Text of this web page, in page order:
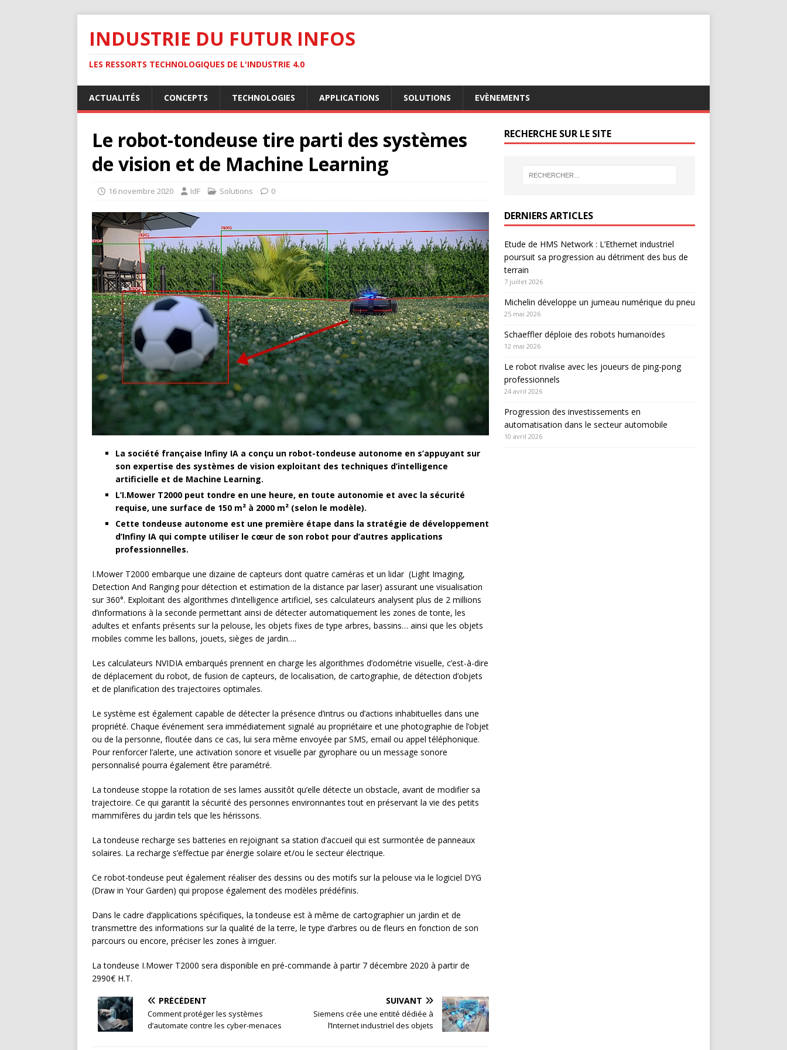
INDUSTRIE DU FUTUR INFOS
LES RESSORTS TECHNOLOGIQUES DE L'INDUSTRIE 4.0
ACTUALITÉS CONCEPTS TECHNOLOGIES APPLICATIONS SOLUTIONS EVÈNEMENTS
Le robot-tondeuse tire parti des systèmes
de vision et de Machine Learning
16 novembre 2020 IdF Solutions 0
La société française Infiny IA a conçu un robot-tondeuse autonome en s’appuyant sur
son expertise des systèmes de vision exploitant des techniques d’intelligence
artificielle et de Machine Learning.
L’I.Mower T2000 peut tondre en une heure, en toute autonomie et avec la sécurité
requise, une surface de 150 m² à 2000 m² (selon le modèle).
Cette tondeuse autonome est une première étape dans la stratégie de développement
d’Infiny IA qui compte utiliser le cœur de son robot pour d’autres applications
professionnelles.
I.Mower T2000 embarque une dizaine de capteurs dont quatre caméras et un lidar (Light Imaging,
Detection And Ranging pour détection et estimation de la distance par laser) assurant une visualisation
sur 360°. Exploitant des algorithmes d’intelligence artificiel, ses calculateurs analysent plus de 2 millions
d’informations à la seconde permettant ainsi de détecter automatiquement les zones de tonte, les
adultes et enfants présents sur la pelouse, les objets fixes de type arbres, bassins… ainsi que les objets
mobiles comme les ballons, jouets, sièges de jardin….
Les calculateurs NVIDIA embarqués prennent en charge les algorithmes d’odométrie visuelle, c’est-à-dire
de déplacement du robot, de fusion de capteurs, de localisation, de cartographie, de détection d’objets
et de planification des trajectoires optimales.
Le système est également capable de détecter la présence d’intrus ou d’actions inhabituelles dans une
propriété. Chaque événement sera immédiatement signalé au propriétaire et une photographie de l’objet
ou de la personne, floutée dans ce cas, lui sera même envoyée par SMS, email ou appel téléphonique.
Pour renforcer l’alerte, une activation sonore et visuelle par gyrophare ou un message sonore
personnalisé pourra également être paramétré.
La tondeuse stoppe la rotation de ses lames aussitôt qu’elle détecte un obstacle, avant de modifier sa
trajectoire. Ce qui garantit la sécurité des personnes environnantes tout en préservant la vie des petits
mammifères du jardin tels que les hérissons.
La tondeuse recharge ses batteries en rejoignant sa station d’accueil qui est surmontée de panneaux
solaires. La recharge s’effectue par énergie solaire et/ou le secteur électrique.
Ce robot-tondeuse peut également réaliser des dessins ou des motifs sur la pelouse via le logiciel DYG
(Draw in Your Garden) qui propose également des modèles prédéfinis.
Dans le cadre d’applications spécifiques, la tondeuse est à même de cartographier un jardin et de
transmettre des informations sur la qualité de la terre, le type d’arbres ou de fleurs en fonction de son
parcours ou encore, préciser les zones à irriguer.
La tondeuse I.Mower T2000 sera disponible en pré-commande à partir 7 décembre 2020 à partir de
2990€ H.T.
PRÉCÉDENT
Comment protéger les systèmes
d’automate contre les cyber-menaces
SUIVANT
Siemens crée une entité dédiée à
l’Internet industriel des objets
RECHERCHE SUR LE SITE
DERNIERS ARTICLES
Etude de HMS Network : L’Ethernet industriel
poursuit sa progression au détriment des bus de
terrain
7 juillet 2026
Michelin développe un jumeau numérique du pneu
25 mai 2026
Schaeffler déploie des robots humanoïdes
12 mai 2026
Le robot rivalise avec les joueurs de ping-pong
professionnels
24 avril 2026
Progression des investissements en
automatisation dans le secteur automobile
10 avril 2026